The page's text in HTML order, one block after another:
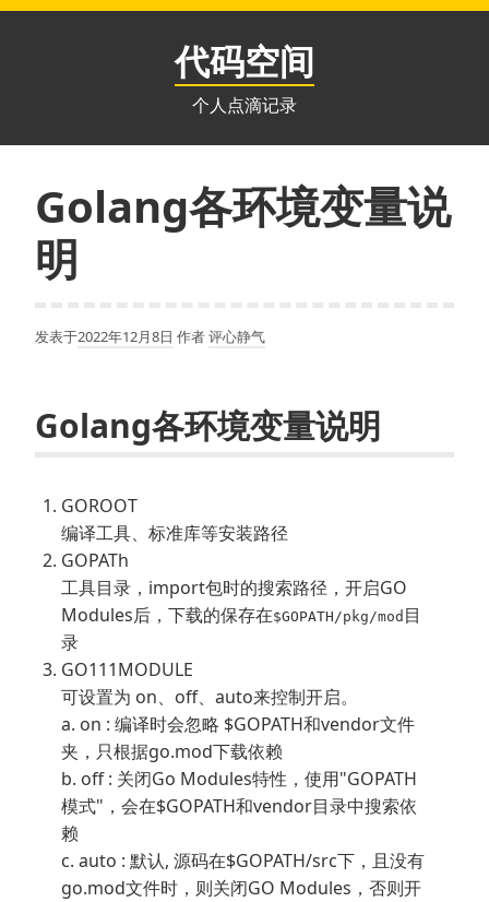
跳
代码空间
个人点滴记录
Golang各环境变量说
明
发表于2022年12月8日 作者评心静气
Golang各环境变量说明
GOROOT
编译工具、标准库等安装路径
GOPATh
工具目录，import包时的搜索路径，开启GO
Modules后，下载的保存在$GOPATH/pkg/mod 目
录
GO111MODULE
可设置为 on、off、auto来控制开启。
a. on : 编译时会忽略 $GOPATH和vendor文件
夹，只根据go.mod下载依赖
b. off : 关闭Go Modules特性，使用"GOPATH
模式"，会在$GOPATH和vendor目录中搜索依
赖
c. auto : 默认, 源码在$GOPATH/src下，且没有
go.mod文件时，则关闭GO Modules，否则开